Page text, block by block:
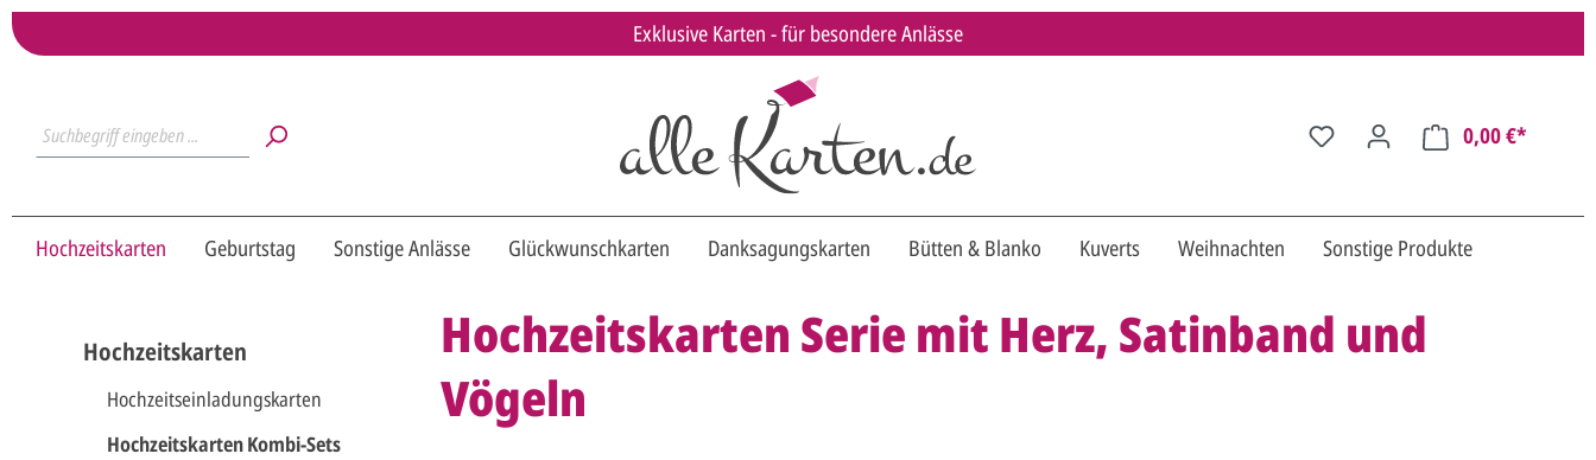
Exklusive Karten - für besondere Anlässe
0,00 €*
Hochzeitskarten Geburtstag Sonstige Anlässe Glückwunschkarten Danksagungskarten Bütten & Blanko Kuverts Weihnachten Sonstige Produkte
Hochzeitskarten
Hochzeitseinladungskarten
Hochzeitskarten Kombi-Sets
Hochzeitskarten Serie mit Herz, Satinband und
Vögeln